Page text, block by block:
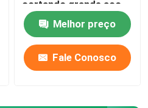
cortando grande aço
temperado
Melhor preço
Fale Conosco